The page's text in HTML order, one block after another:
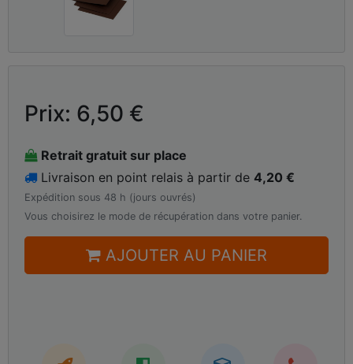
Prix: 6,50 €
Retrait gratuit sur place
Livraison en point relais à partir de 4,20 €
Expédition sous 48 h (jours ouvrés)
Vous choisirez le mode de récupération dans votre panier.
AJOUTER AU PANIER